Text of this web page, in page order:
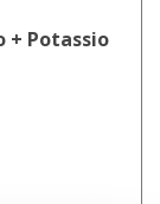
+ Potassio